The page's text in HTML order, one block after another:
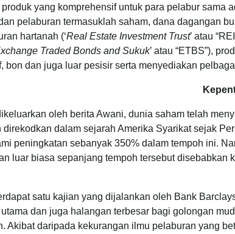
yang komprehensif untuk para pelabur sama
pelaburan termasuklah saham, dana dagangan
hartanah (‘Real Estate Investment Trust’ atau
Traded Bonds and Sukuk’ atau “ETBS”),
bon dan juga luar pesisir serta menyediakan
oleh berita Awani, dunia saham telah
dalam sejarah Amerika Syarikat sejak
peningkatan sebanyak 350% dalam tempoh ini.
luar biasa sepanjang tempoh tersebut disebabkan
satu kajian yang dijalankan oleh Bank
dan juga halangan terbesar bagi golongan
Akibat daripada kekurangan ilmu pelaburan yang